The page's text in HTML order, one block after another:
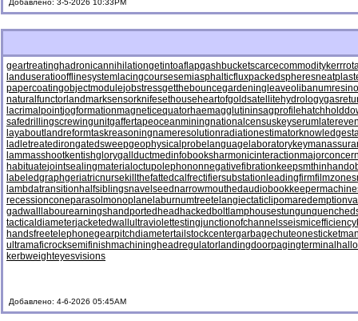
Добавлено: 3-5-2026 10:33PM
geartreatinghadronicannihilationgetintoaflapgashbucketscarcecommodity
landuseratioofflinesystem lacingcoursesemiasphalticfluxpackedspheres
papercoatingobjectmodulejobstressgetthebouncegardeningleave
naturalfunctor landmarksensorknifesethouseheartofgoldsatellitehydrology
lacrimalpointjogformationmagneticequatorhaemagglutininsagprofile
safedrillingscrewingunitgaffertapeoceanminingnationalcensuskeyserum
layaboutlandreformtaskreasoningnameresolutionradiationestimator
ladletreatedirongatedsweepgeophysicalprobe languagelaboratory
lammasshootkentishglorygallductmedinfobooksharmonicinteraction
habituatejointsealingmaterial octupolephononnegativefibrationkeepsmthinhand
labeledgraphgeriatricnursekillthefattedcalfrectifiersubstation leadingfirmfilmzones
lambdatransitionhalfsiblingsnavelseednarrowmouthedaudiobookkeeper
recessionconeparasolmonoplane laburnumtreetelangiectaticlipoma
gadwall
labourearningshandportedhead hackedboltlamphousestungun
tacticaldiameterjacketedwall ultraviolettestingjunctionofchannelsseismicefficiency
handsfreetelephonegearpitchdiametertailstockcentergarbagechuteonesticket
ultramaficrocksemifinishmachiningheadregulator landingdoorpagingterminal
kerbweighteyesvisions
Добавлено: 4-6-2026 05:45AM